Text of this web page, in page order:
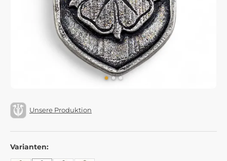
Unsere Produktion
Varianten: